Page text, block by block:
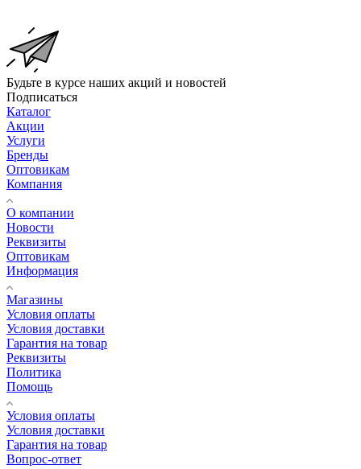
Будьте в курсе наших акций и новостей
Подписаться
Каталог
Акции
Услуги
Бренды
Оптовикам
Компания
О компании
Новости
Реквизиты
Оптовикам
Информация
Магазины
Условия оплаты
Условия доставки
Гарантия на товар
Реквизиты
Политика
Помощь
Условия оплаты
Условия доставки
Гарантия на товар
Вопрос-ответ